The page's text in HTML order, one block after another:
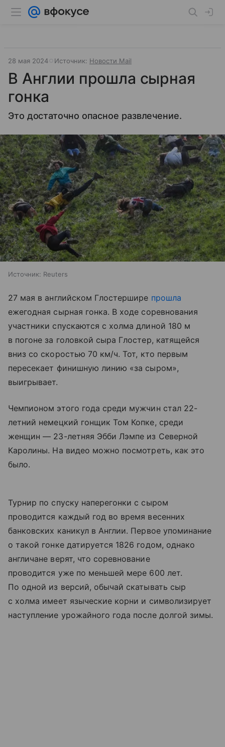
28 мая 2024 Источник: Новости Mail
В Англии прошла сырная
гонка
Это достаточно опасное развлечение.
Источник: Reuters
27 мая в английском Глостершире прошла
ежегодная сырная гонка. В ходе соревнования
участники спускаются с холма длиной 180 м
в погоне за головкой сыра Глостер, катящейся
вниз со скоростью 70 км/ч. Тот, кто первым
пересекает финишную линию «за сыром»,
выигрывает.
Чемпионом этого года среди мужчин стал 22-
летний немецкий гонщик Том Копке, среди
женщин — 23-летняя Эбби Лэмпе из Северной
Каролины. На видео можно посмотреть, как это
было.
Турнир по спуску наперегонки с сыром
проводится каждый год во время весенних
банковских каникул в Англии. Первое упоминание
о такой гонке датируется 1826 годом, однако
англичане верят, что соревнование
проводится уже по меньшей мере 600 лет.
По одной из версий, обычай скатывать сыр
с холма имеет языческие корни и символизирует
наступление урожайного года после долгой зимы.